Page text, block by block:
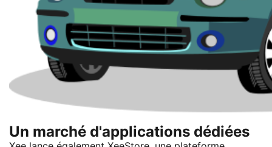
Un marché d'applications dédiées